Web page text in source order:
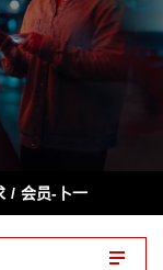
会员-卜一